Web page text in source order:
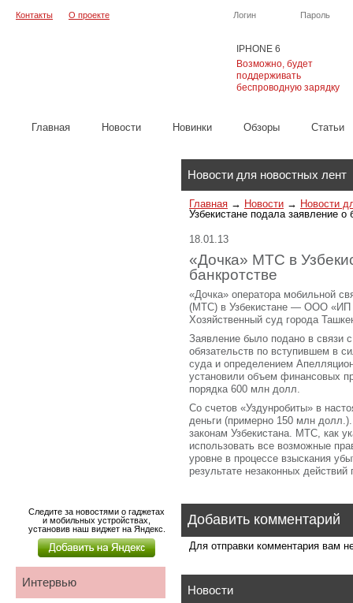
IPHONE 6
Возможно, будет
поддерживать
беспроводную зарядку
Логин Пароль
Контакты О проекте
Главная Новости Новинки Обзоры Cтатьи
Новости для новостных лент
Главная → Новости → Новости
Узбекистане подала заявление о
18.01.13
«Дочка» МТС в
банкротстве
«Дочка» оператора мобильной
(МТС) в Узбекистане — ООО «ИП
Хозяйственный суд города
Заявление было подано в связи
обязательств по вступившем в
суда и определением
установили объем финансовых
порядка 600 млн долл.
Со счетов «Уздунробиты» в
деньги (примерно 150 млн
законам Узбекистана. МТС, как
использовать все возможные
уровне в процессе взыскания
результате незаконных
Добавить комментарий
Для отправки комментария вам
Новости
Следите за новостями о гаджетах
и мобильных устройствах,
установив наш виджет на Яндекс.
Интервью